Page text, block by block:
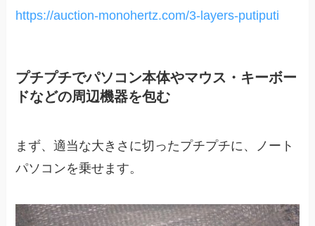
https://auction-monohertz.com/3-layers-putiputi
プチプチでパソコン本体やマウス・キーボー
ドなどの周辺機器を包む
まず、適当な大きさに切ったプチプチに、ノート
パソコンを乗せます。